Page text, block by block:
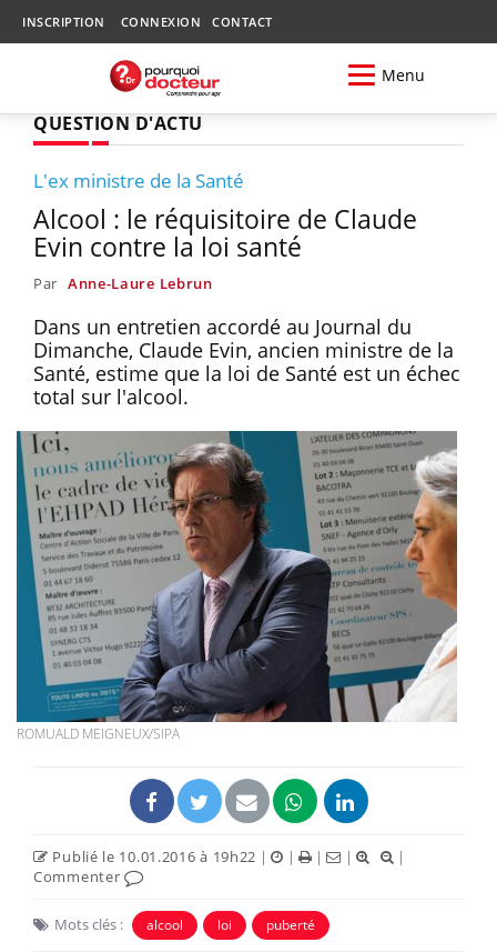
INSCRIPTION CONNEXION CONTACT
Menu
QUESTION D'ACTU
L'ex ministre de la Santé
Alcool : le réquisitoire de Claude
Evin contre la loi santé
Par Anne-Laure Lebrun
Dans un entretien accordé au Journal du
Dimanche, Claude Evin, ancien ministre de la
Santé, estime que la loi de Santé est un échec
total sur l'alcool.
ROMUALD MEIGNEUX/SIPA
Publié le 10.01.2016 à 19h22 | | | |
|
Commenter
Mots clés : alcool loi puberté